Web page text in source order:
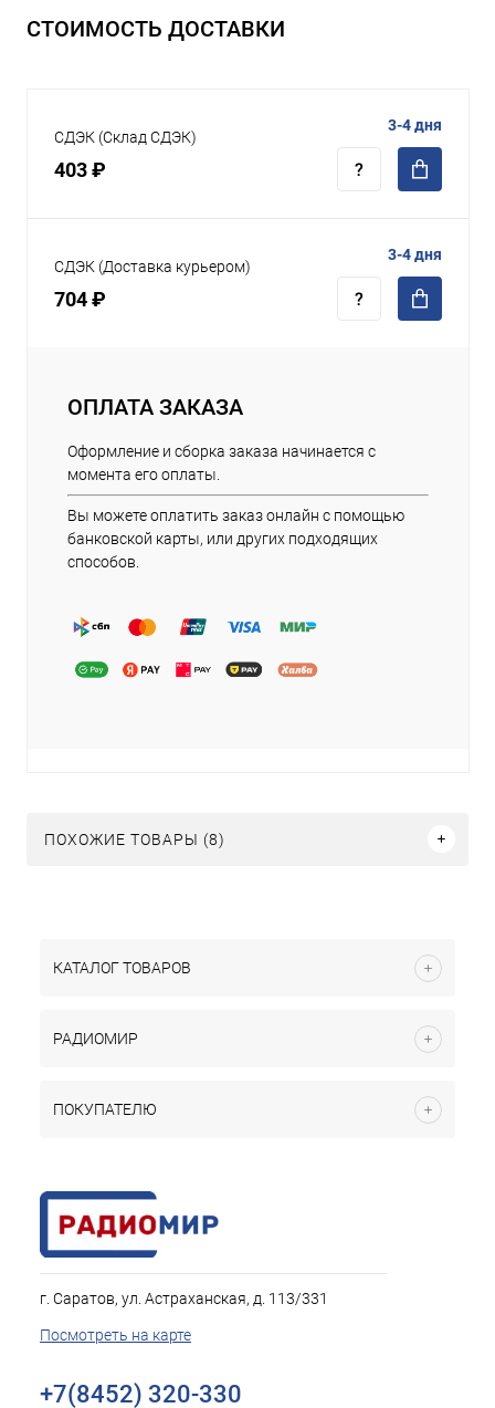
СТОИМОСТЬ ДОСТАВКИ
СДЭК (Склад СДЭК)
403 ₽
3-4 дня
СДЭК (Доставка курьером)
704 ₽
3-4 дня
ОПЛАТА ЗАКАЗА
Оформление и сборка заказа начинается с
момента его оплаты.
Вы можете оплатить заказ онлайн с помощью
банковской карты, или других подходящих
способов.
ПОХОЖИЕ ТОВАРЫ (8)
КАТАЛОГ ТОВАРОВ
РАДИОМИР
ПОКУПАТЕЛЮ
г. Саратов, ул. Астраханская, д. 113/331
Посмотреть на карте
+7(8452) 320-330